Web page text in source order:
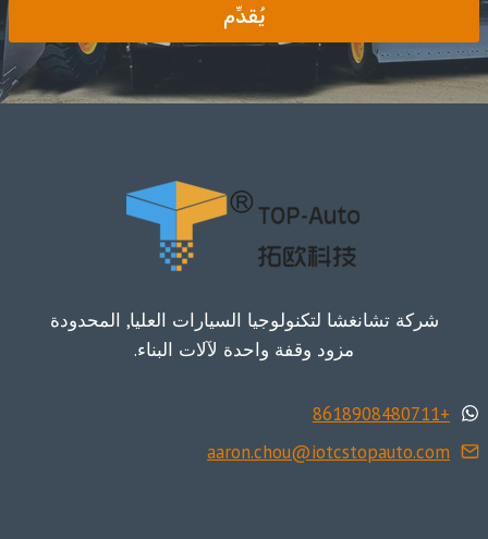
يُقدِّم
شركة تشانغشا لتكنولوجيا السيارات العليا, المحدودة
مزود وقفة واحدة لآلات البناء.
+8618908480711
aaron.chou@iotcstopauto.com